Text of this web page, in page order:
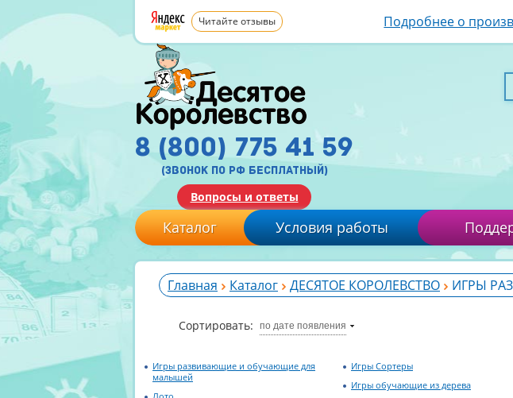
Читайте отзывы Подробнее о
8 (800) 775 41 59
(звонок по рф бесплатный)
Вопросы и ответы
Каталог Условия работы
Главная Каталог ДЕСЯТОЕ КОРОЛЕВСТВО ИГРЫ
Сортировать: по дате появления
Игры развивающие и обучающие для
малышей
Игры Сортеры
Игры обучающие из дерева